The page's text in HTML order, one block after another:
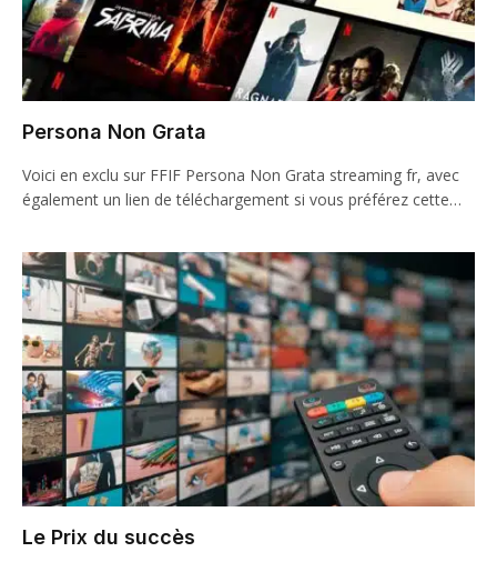
Persona Non Grata
Voici en exclu sur FFIF Persona Non Grata streaming fr, avec
également un lien de téléchargement si vous préférez cette…
Le Prix du succès